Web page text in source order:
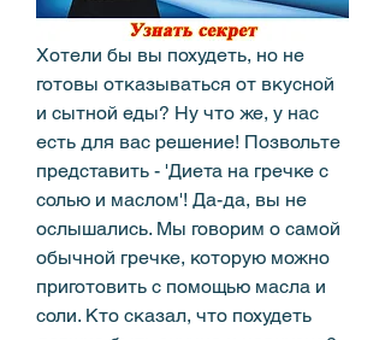
Хотели бы вы похудеть, но не
готовы отказываться от вкусной
и сытной еды? Ну что же, у нас
есть для вас решение! Позвольте
представить - 'Диета на гречке с
солью и маслом'! Да-да, вы не
ослышались. Мы говорим о самой
обычной гречке, которую можно
приготовить с помощью масла и
соли. Кто сказал, что похудеть